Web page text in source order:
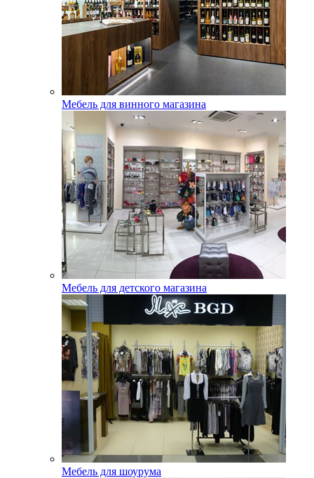
Мебель для винного магазина
Мебель для детского магазина
Мебель для шоурума